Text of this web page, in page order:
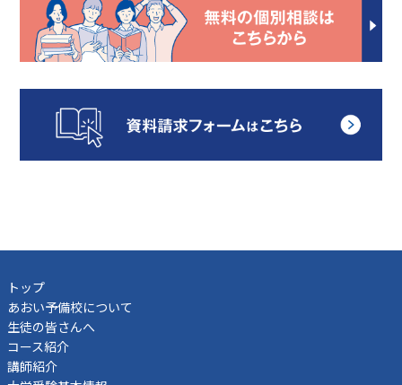
トップ
あおい予備校について
生徒の皆さんへ
コース紹介
講師紹介